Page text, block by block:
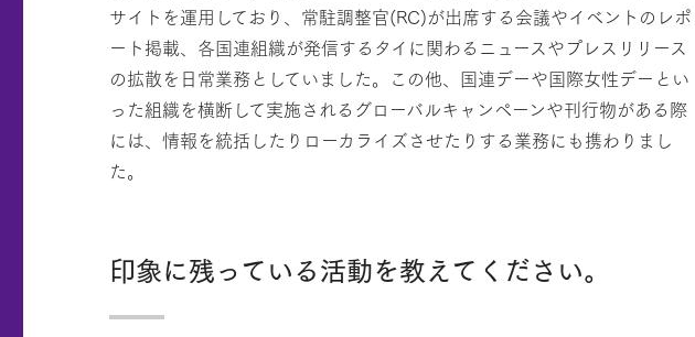
サイトを運用しており、常駐調整官(RC)が出席する会議やイベントのレポ
ート掲載、各国連組織が発信するタイに関わるニュースやプレスリリース
の拡散を日常業務としていました。この他、国連デーや国際女性デーとい
った組織を横断して実施されるグローバルキャンペーンや刊行物がある際
には、情報を統括したりローカライズさせたりする業務にも携わりまし
た。
印象に残っている活動を教えてください。